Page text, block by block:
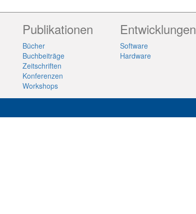
Publikationen
Bücher
Buchbeiträge
Zeitschriften
Konferenzen
Workshops
Entwicklungen
Software
Hardware